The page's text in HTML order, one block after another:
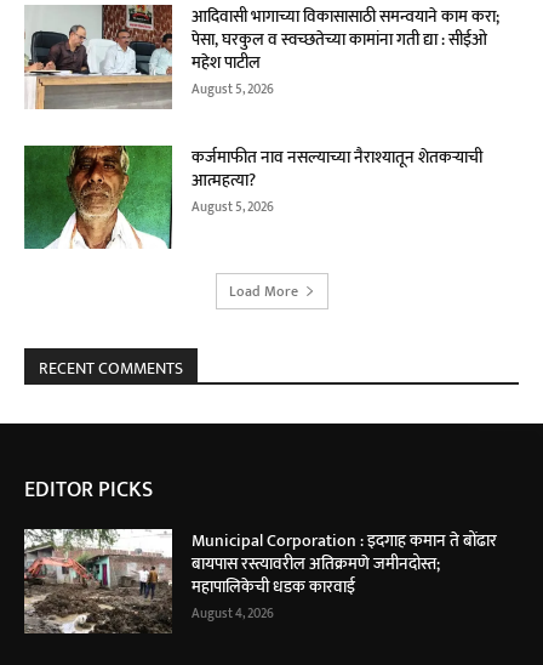
आदिवासी भागाच्या विकासासाठी समन्वयाने काम करा;
पेसा, घरकुल व स्वच्छतेच्या कामांना गती द्या : सीईओ
महेश पाटील
August 5, 2026
कर्जमाफीत नाव नसल्याच्या नैराश्यातून शेतकऱ्याची
आत्महत्या?
August 5, 2026
Load More
RECENT COMMENTS
EDITOR PICKS
Municipal Corporation : इदगाह कमान ते बोंढार
बायपास रस्त्यावरील अतिक्रमणे जमीनदोस्त;
महापालिकेची धडक कारवाई
August 4, 2026